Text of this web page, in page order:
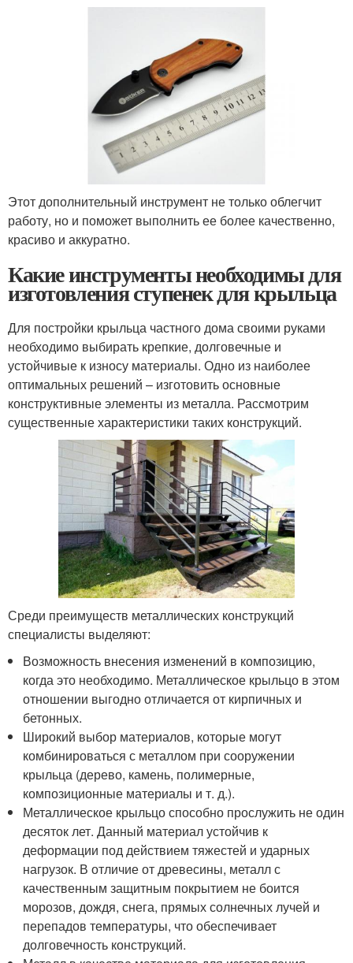
Этот дополнительный инструмент не только облегчит
работу, но и поможет выполнить ее более качественно,
красиво и аккуратно.
Какие инструменты необходимы для
изготовления ступенек для крыльца
Для постройки крыльца частного дома своими руками
необходимо выбирать крепкие, долговечные и
устойчивые к износу материалы. Одно из наиболее
оптимальных решений – изготовить основные
конструктивные элементы из металла. Рассмотрим
существенные характеристики таких конструкций.
Среди преимуществ металлических конструкций
специалисты выделяют:
Возможность внесения изменений в композицию,
когда это необходимо. Металлическое крыльцо в этом
отношении выгодно отличается от кирпичных и
бетонных.
Широкий выбор материалов, которые могут
комбинироваться с металлом при сооружении
крыльца (дерево, камень, полимерные,
композиционные материалы и т. д.).
Металлическое крыльцо способно прослужить не один
десяток лет. Данный материал устойчив к
деформации под действием тяжестей и ударных
нагрузок. В отличие от древесины, металл с
качественным защитным покрытием не боится
морозов, дождя, снега, прямых солнечных лучей и
перепадов температуры, что обеспечивает
долговечность конструкций.